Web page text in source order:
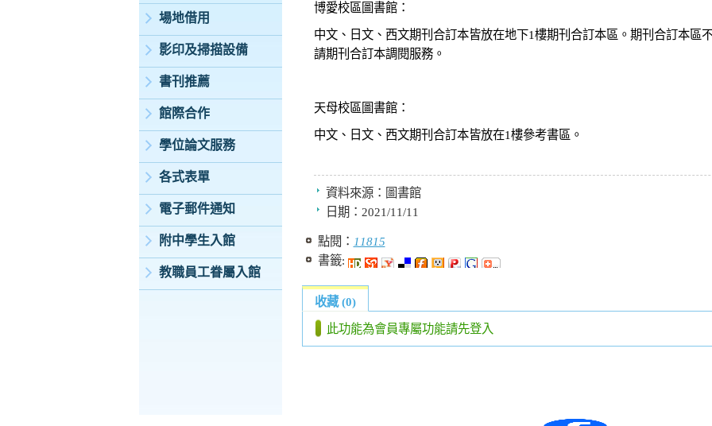
場地借用
影印及掃描設備
書刊推薦
館際合作
學位論文服務
各式表單
電子郵件通知
附中學生入館
教職員工眷屬入館
博愛校區圖書館：
中文、日文、西文期刊合訂本皆放在地下1樓期刊合訂本區。期刊合訂本區
請期刊合訂本調閱服務。
天母校區圖書館：
中文、日文、西文期刊合訂本皆放在1樓參考書區。
資料來源： 圖書館
日期： 2021/11/11
點閱： 11815
書籤:
收藏 (0)
此功能為會員專屬功能請先登入